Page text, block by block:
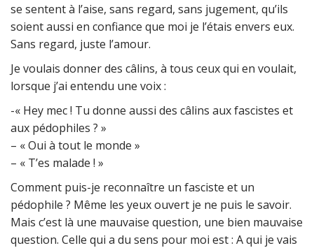
se sentent à l’aise, sans regard, sans jugement, qu’ils
soient aussi en confiance que moi je l’étais envers eux.
Sans regard, juste l’amour.
Je voulais donner des câlins, à tous ceux qui en voulait,
lorsque j’ai entendu une voix :
-« Hey mec ! Tu donne aussi des câlins aux fascistes et
aux pédophiles ? »
– « Oui à tout le monde »
– « T’es malade ! »
Comment puis-je reconnaître un fasciste et un
pédophile ? Même les yeux ouvert je ne puis le savoir.
Mais c’est là une mauvaise question, une bien mauvaise
question. Celle qui a du sens pour moi est : A qui je vais